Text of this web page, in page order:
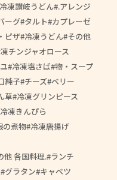
冷凍讃岐うどん .アレンジ
ーグ タルト カプレーゼ
ピザ 冷凍うどん その他
チンジャオロース
冷凍塩さば 物・スープ
純子 チーズ ベリー
草 冷凍グリンピース
冷凍きんぴら
の煮物 冷凍唐揚げ
他 各国料理. ランチ
グラタン キャベツ